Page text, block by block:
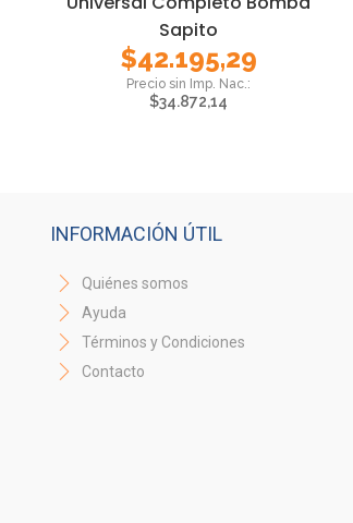
Sapito
$42.195,29
$34.872,14
INFORMACIÓN ÚTIL
Quiénes somos
Ayuda
Términos y Condiciones
Contacto